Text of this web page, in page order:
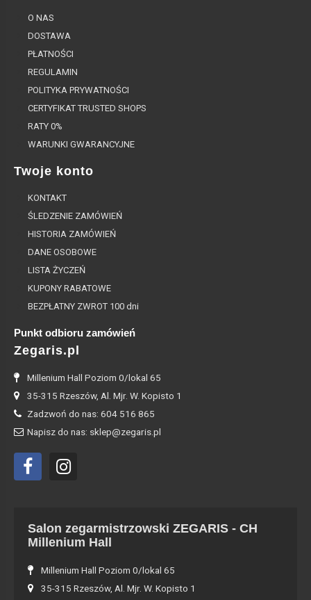
O NAS
DOSTAWA
PŁATNOŚCI
REGULAMIN
POLITYKA PRYWATNOŚCI
CERTYFIKAT TRUSTED SHOPS
RATY 0%
WARUNKI GWARANCYJNE
Twoje konto
KONTAKT
ŚLEDZENIE ZAMÓWIEŃ
HISTORIA ZAMÓWIEŃ
DANE OSOBOWE
LISTA ŻYCZEŃ
KUPONY RABATOWE
BEZPŁATNY ZWROT 100 dni
Punkt odbioru zamówień
Zegaris.pl
Millenium Hall Poziom 0/lokal 65
35-315 Rzeszów, Al. Mjr. W. Kopisto 1
Zadzwoń do nas: 604 516 865
Napisz do nas: sklep@zegaris.pl
Salon zegarmistrzowski ZEGARIS - CH
Millenium Hall
Millenium Hall Poziom 0/lokal 65
35-315 Rzeszów, Al. Mjr. W. Kopisto 1